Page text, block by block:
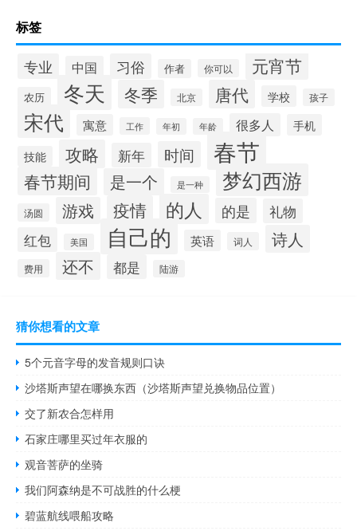
标签
专业 中国 习俗 作者 你可以 元宵节
农历 冬天 冬季 北京 唐代 学校 孩子
宋代 寓意 工作 年初 年龄 很多人 手机
技能 攻略 新年 时间 春节
春节期间 是一个 是一种 梦幻西游
汤圆 游戏 疫情 的人 的是
礼物
红包
美国 自己的 英语 词人 诗人
费用 还不 都是 陆游
猜你想看的文章
5个元音字母的发音规则口诀
沙塔斯声望在哪换东西（沙塔斯声望兑换物品位置）
交了新农合怎样用
石家庄哪里买过年衣服的
观音菩萨的坐骑
我们阿森纳是不可战胜的什么梗
碧蓝航线喂船攻略